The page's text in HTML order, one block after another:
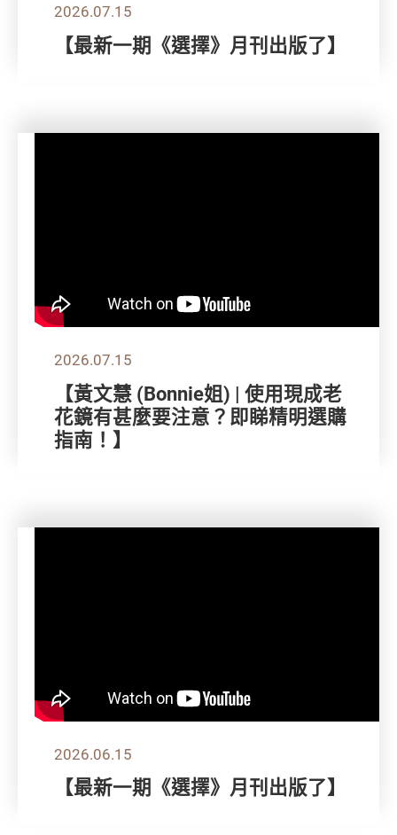
2026.07.15
【最新一期《選擇》月刊出版了】
2026.07.15
【黃文慧 (Bonnie姐) | 使用現成老
花鏡有甚麼要注意？即睇精明選購
指南！】
2026.06.15
【最新一期《選擇》月刊出版了】